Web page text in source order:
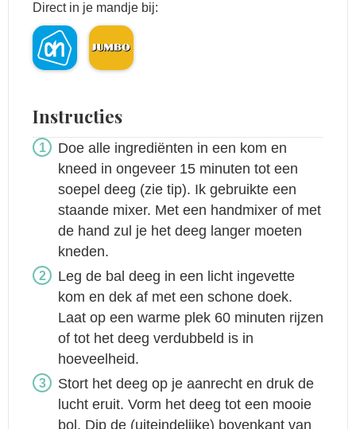
Direct in je mandje bij:
Instructies
Doe alle ingrediënten in een kom en
kneed in ongeveer 15 minuten tot een
soepel deeg (zie tip). Ik gebruikte een
staande mixer. Met een handmixer of met
de hand zul je het deeg langer moeten
kneden.
Leg de bal deeg in een licht ingevette
kom en dek af met een schone doek.
Laat op een warme plek 60 minuten rijzen
of tot het deeg verdubbeld is in
hoeveelheid.
Stort het deeg op je aanrecht en druk de
lucht eruit. Vorm het deeg tot een mooie
bol. Dip de (uiteindelijke) bovenkant van